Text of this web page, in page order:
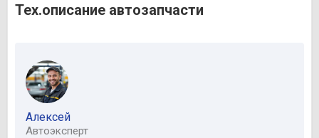
Тех.описание автозапчасти
Алексей
Автоэксперт